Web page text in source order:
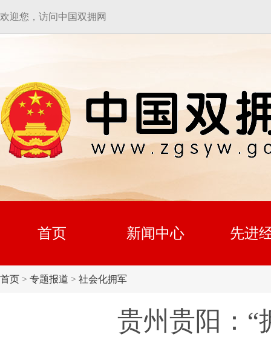
欢迎您，访问中国双拥网
首页 新闻中心 先进
首页 > 专题报道 > 社会化拥军
贵州贵阳：“